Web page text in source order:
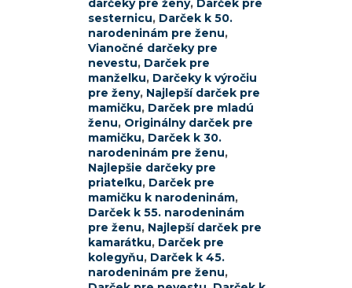
darčeky pre ženy, Darček pre
sesternicu, Darček k 50.
narodeninám pre ženu,
Vianočné darčeky pre
nevestu, Darček pre
manželku, Darčeky k výročiu
pre ženy, Najlepší darček pre
mamičku, Darček pre mladú
ženu, Originálny darček pre
mamičku, Darček k 30.
narodeninám pre ženu,
Najlepšie darčeky pre
priateľku, Darček pre
mamičku k narodeninám,
Darček k 55. narodeninám
pre ženu, Najlepší darček pre
kamarátku, Darček pre
kolegyňu, Darček k 45.
narodeninám pre ženu,